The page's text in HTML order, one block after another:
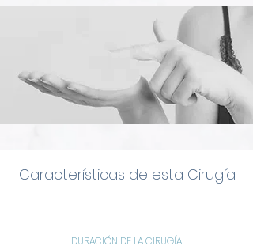
Características de esta Cirugía
DURACIÓN DE LA CIRUGÍA